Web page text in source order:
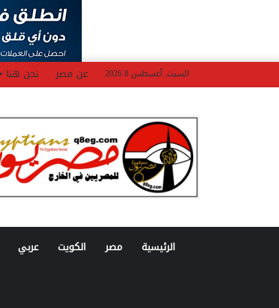
السبت, أغسطس 8 2026 عن مصر نحن هنا
الرئيسية مصر الكويت عربي